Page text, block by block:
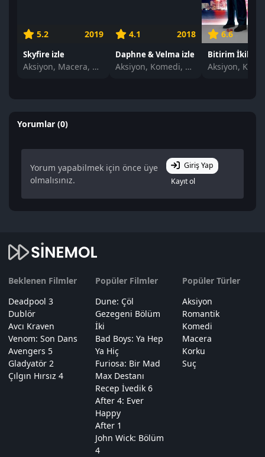
5.2 2019
Skyfire izle
Aksiyon, Macera, Dram
4.1 2018
Daphne & Velma izle
Aksiyon, Komedi, Suç, Gençlik
6.6
Bitirim İkili 2
Yorumlar (0)
Yorum yapabilmek için önce üye
olmalısınız.
Giriş Yap
Kayıt ol
Beklenen Filmler
Deadpool 3
Dublör
Avcı Kraven
Venom: Son Dans
Avengers 5
Gladyatör 2
Çılgın Hırsız 4
Popüler Filmler
Dune: Çöl
Gezegeni Bölüm
İki
Bad Boys: Ya Hep
Ya Hiç
Furiosa: Bir Mad
Max Destanı
Recep İvedik 6
After 4: Ever
Happy
After 1
John Wick: Bölüm
4
Popüler Türler
Aksiyon
Romantik
Komedi
Macera
Korku
Suç